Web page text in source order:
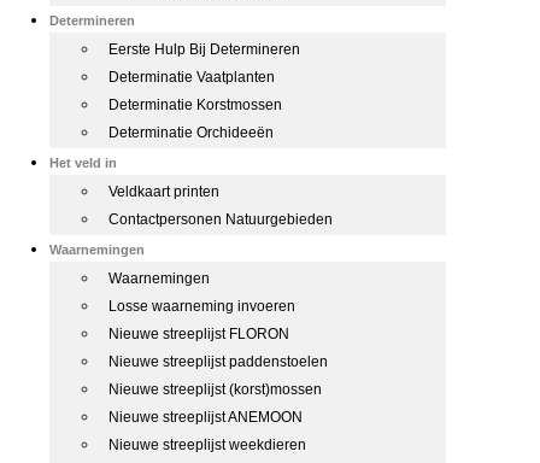
Determineren
Eerste Hulp Bij Determineren
Determinatie Vaatplanten
Determinatie Korstmossen
Determinatie Orchideeën
Het veld in
Veldkaart printen
Contactpersonen Natuurgebieden
Waarnemingen
Waarnemingen
Losse waarneming invoeren
Nieuwe streeplijst FLORON
Nieuwe streeplijst paddenstoelen
Nieuwe streeplijst (korst)mossen
Nieuwe streeplijst ANEMOON
Nieuwe streeplijst weekdieren